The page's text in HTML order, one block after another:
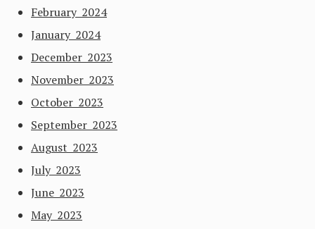
February 2024
January 2024
December 2023
November 2023
October 2023
September 2023
August 2023
July 2023
June 2023
May 2023